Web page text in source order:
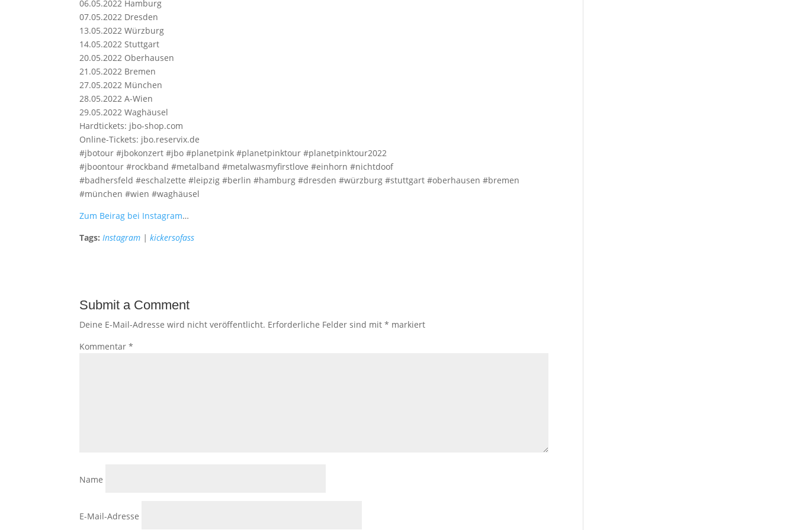
06.05.2022 Hamburg
07.05.2022 Dresden
13.05.2022 Würzburg
14.05.2022 Stuttgart
20.05.2022 Oberhausen
21.05.2022 Bremen
27.05.2022 München
28.05.2022 A-Wien
29.05.2022 Waghäusel
Hardtickets: jbo-shop.com
Online-Tickets: jbo.reservix.de
#jbotour #jbokonzert #jbo #planetpink #planetpinktour #planetpinktour2022
#jboontour #rockband #metalband #metalwasmyfirstlove #einhorn #nichtdoof
#badhersfeld #eschalzette #leipzig #berlin #hamburg #dresden #würzburg #stuttgart #oberhausen #bremen
#münchen #wien #waghäusel
Zum Beirag bei Instagram…
Tags: Instagram |kickersofass
Submit a Comment
Deine E-Mail-Adresse wird nicht veröffentlicht. Erforderliche Felder sind mit* markiert
Kommentar*
Name
E-Mail-Adresse